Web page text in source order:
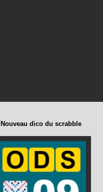
Nouveau dico du scrabble